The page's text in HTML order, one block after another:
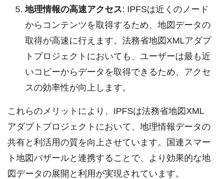
地理情報の高速アクセス: IPFSは近くのノード
からコンテンツを取得するため、地図データの
取得が高速に行えます。法務省地図XMLアダプ
トプロジェクトにおいても、ユーザーは最も近
いコピーからデータを取得できるため、アクセ
スの効率性が向上します。
これらのメリットにより、IPFSは法務省地図XML
アダプトプロジェクトにおいて、地理情報データの
共有と利活用の質を向上させています。国連スマー
ト地図バザールと連携することで、より効果的な地
図データの展開と利用が実現されています。